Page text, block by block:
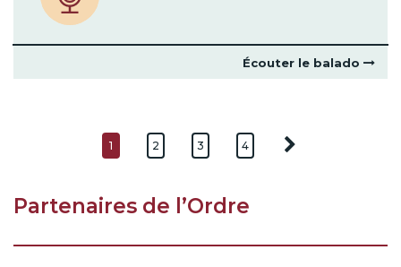
Écouter le balado
1 2 3 4
Partenaires de l’Ordre